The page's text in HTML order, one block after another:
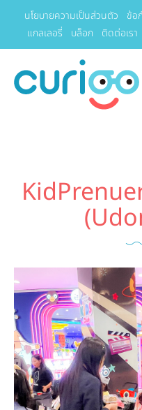
นโยบายความเป็นส่วนตัว ข้อ
แกลเลอรี่
บล็อก ติดต่อเรา